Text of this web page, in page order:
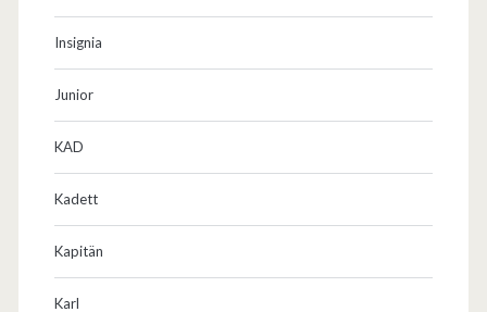
Insignia
Junior
KAD
Kadett
Kapitän
Karl